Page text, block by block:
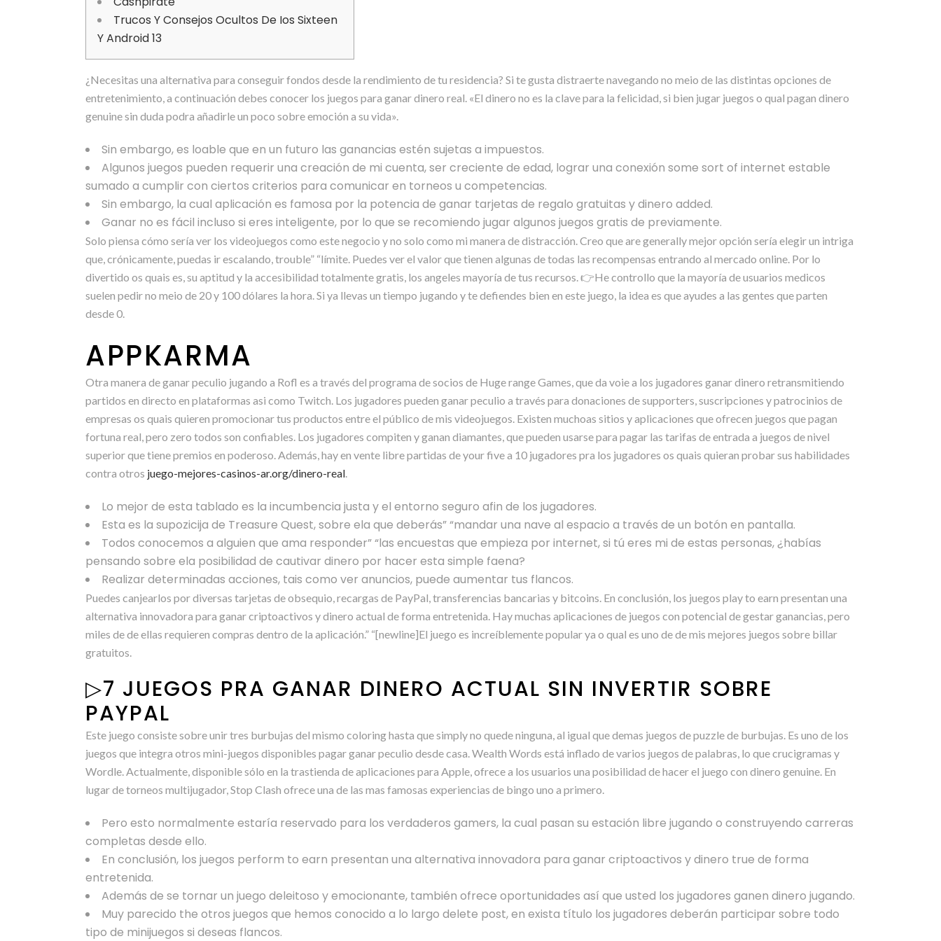
Trucos Y Consejos Ocultos De Ios Sixteen
Y Android 13
¿Necesitas una alternativa para conseguir fondos desde la rendimiento de tu residencia? Si te gusta distraerte navegando no meio de las distintas opciones de
entretenimiento, a continuación debes conocer los juegos para ganar dinero real. «El dinero no es la clave para la felicidad, si bien jugar juegos o qual pagan dinero
genuine sin duda podra añadirle un poco sobre emoción a su vida».
Sin embargo, es loable que en un futuro las ganancias estén sujetas a impuestos.
Algunos juegos pueden requerir una creación de mi cuenta, ser creciente de edad, lograr una conexión some sort of internet estable
sumado a cumplir con ciertos criterios para comunicar en torneos u competencias.
Sin embargo, la cual aplicación es famosa por la potencia de ganar tarjetas de regalo gratuitas y dinero added.
Ganar no es fácil incluso si eres inteligente, por lo que se recomiendo jugar algunos juegos gratis de previamente.
Solo piensa cómo sería ver los videojuegos como este negocio y no solo como mi manera de distracción. Creo que are generally mejor opción sería elegir un intriga
que, crónicamente, puedas ir escalando, trouble” “límite. Puedes ver el valor que tienen algunas de todas las recompensas entrando al mercado online. Por lo
divertido os quais es, su aptitud y la accesibilidad totalmente gratis, los angeles mayoría de tus recursos. 👉He controllo que la mayoría de usuarios medicos
suelen pedir no meio de 20 y 100 dólares la hora. Si ya llevas un tiempo jugando y te defiendes bien en este juego, la idea es que ayudes a las gentes que parten
desde 0.
APPKARMA
Otra manera de ganar peculio jugando a Rofl es a través del programa de socios de Huge range Games, que da voie a los jugadores ganar dinero retransmitiendo
partidos en directo en plataformas asi como Twitch. Los jugadores pueden ganar peculio a través para donaciones de supporters, suscripciones y patrocinios de
empresas os quais quieren promocionar tus productos entre el público de mis videojuegos. Existen muchoas sitios y aplicaciones que ofrecen juegos que pagan
fortuna real, pero zero todos son confiables. Los jugadores compiten y ganan diamantes, que pueden usarse para pagar las tarifas de entrada a juegos de nivel
superior que tiene premios en poderoso. Además, hay en vente libre partidas de your five a 10 jugadores pra los jugadores os quais quieran probar sus habilidades
contra otros juego-mejores-casinos-ar.org/dinero-real.
Lo mejor de esta tablado es la incumbencia justa y el entorno seguro afin de los jugadores.
Esta es la supozicija de Treasure Quest, sobre ela que deberás” “mandar una nave al espacio a través de un botón en pantalla.
Todos conocemos a alguien que ama responder” “las encuestas que empieza por internet, si tú eres mi de estas personas, ¿habías
pensando sobre ela posibilidad de cautivar dinero por hacer esta simple faena?
Realizar determinadas acciones, tais como ver anuncios, puede aumentar tus flancos.
Puedes canjearlos por diversas tarjetas de obsequio, recargas de PayPal, transferencias bancarias y bitcoins. En conclusión, los juegos play to earn presentan una
alternativa innovadora para ganar criptoactivos y dinero actual de forma entretenida. Hay muchas aplicaciones de juegos con potencial de gestar ganancias, pero
miles de de ellas requieren compras dentro de la aplicación.” “[newline]El juego es increíblemente popular ya o qual es uno de de mis mejores juegos sobre billar
gratuitos.
▷7 JUEGOS PRA GANAR DINERO ACTUAL SIN INVERTIR SOBRE
PAYPAL
Este juego consiste sobre unir tres burbujas del mismo coloring hasta que simply no quede ninguna, al igual que demas juegos de puzzle de burbujas. Es uno de los
juegos que integra otros mini-juegos disponibles pagar ganar peculio desde casa. Wealth Words está inflado de varios juegos de palabras, lo que crucigramas y
Wordle. Actualmente, disponible sólo en la trastienda de aplicaciones para Apple, ofrece a los usuarios una posibilidad de hacer el juego con dinero genuine. En
lugar de torneos multijugador, Stop Clash ofrece una de las mas famosas experiencias de bingo uno a primero.
Pero esto normalmente estaría reservado para los verdaderos gamers, la cual pasan su estación libre jugando o construyendo carreras
completas desde ello.
En conclusión, los juegos perform to earn presentan una alternativa innovadora para ganar criptoactivos y dinero true de forma
entretenida.
Además de se tornar un juego deleitoso y emocionante, también ofrece oportunidades así que usted los jugadores ganen dinero jugando.
Muy parecido the otros juegos que hemos conocido a lo largo delete post, en exista título los jugadores deberán participar sobre todo
tipo de minijuegos si deseas flancos.